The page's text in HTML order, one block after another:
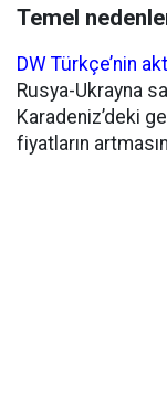
Temel
DW Türkçe’nin
Rusya-Ukrayna
Karadeniz’deki
fiyatların